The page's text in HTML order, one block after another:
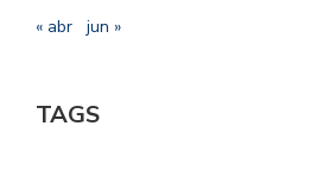
« abr jun »
TAGS